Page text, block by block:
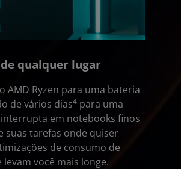
qualquer lugar
AMD Ryzen para uma bateria
de vários dias4 para uma
em notebooks finos
suas tarefas onde quiser
de consumo de
levam você mais longe.